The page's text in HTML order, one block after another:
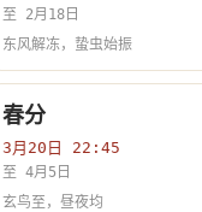
至 2月18日
东风解冻，蛰虫始振
春分
3月20日 22:45
至 4月5日
玄鸟至，昼夜均